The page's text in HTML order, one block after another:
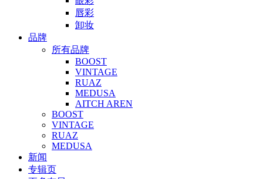
唇彩
卸妆
品牌
所有品牌
BOOST
VINTAGE
RUAZ
MEDUSA
AITCH AREN
BOOST
VINTAGE
RUAZ
MEDUSA
新闻
专辑页